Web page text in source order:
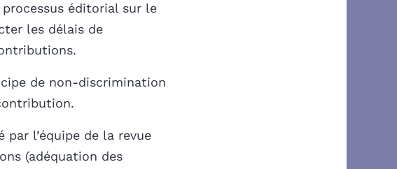
éditorial sur le
les délais de
de non-discrimination
l’équipe de la revue
(adéquation des